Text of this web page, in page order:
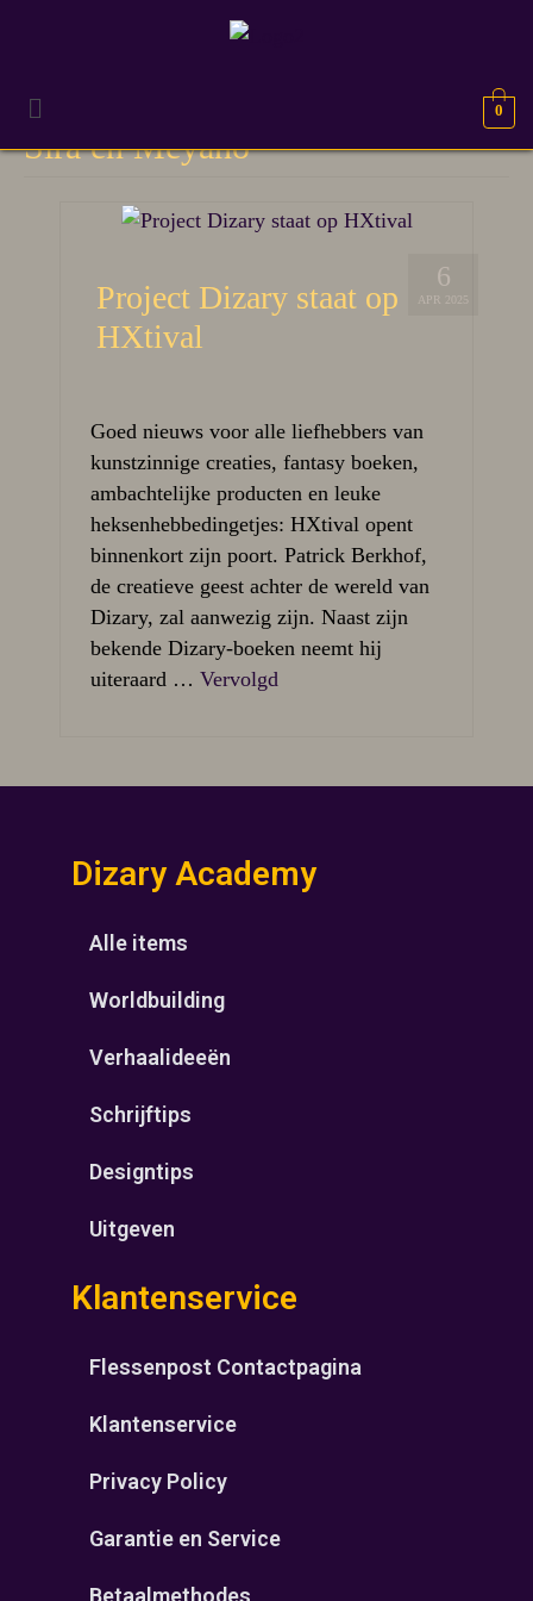
0
Sira en Meyano
6
APR 2025
Project Dizary staat op
HXtival
Goed nieuws voor alle liefhebbers van
kunstzinnige creaties, fantasy boeken,
ambachtelijke producten en leuke
heksenhebbedingetjes: HXtival opent
binnenkort zijn poort. Patrick Berkhof,
de creatieve geest achter de wereld van
Dizary, zal aanwezig zijn. Naast zijn
bekende Dizary-boeken neemt hij
uiteraard … Vervolgd
Dizary Academy
Alle items
Worldbuilding
Verhaalideeën
Schrijftips
Designtips
Uitgeven
Klantenservice
Flessenpost Contactpagina
Klantenservice
Privacy Policy
Garantie en Service
Betaalmethodes